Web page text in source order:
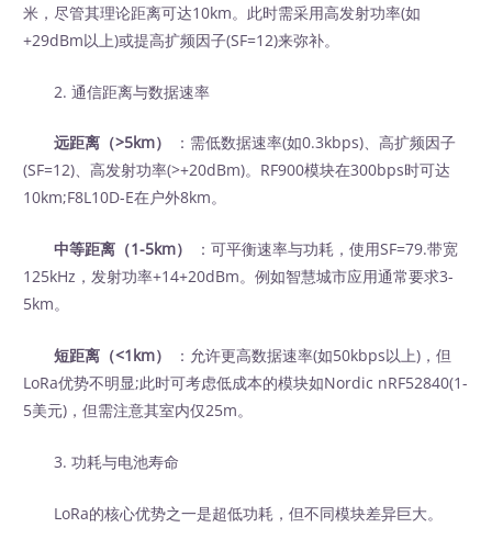
米，尽管其理论距离可达10km。此时需采用高发射功率(如
+29dBm以上)或提高扩频因子(SF=12)来弥补。
2. 通信距离与数据速率
远距离（>5km）
‍ ：需低数据速率(如0.3kbps)、高扩频因子
(SF=12)、高发射功率(>+20dBm)。RF900模块在300bps时可达
10km;F8L10D-E在户外8km。
中等距离（1-5km）
‍ ：可平衡速率与功耗，使用SF=79.带宽
125kHz，发射功率+14+20dBm。例如智慧城市应用通常要求3-
5km。
短距离（<1km）
‍ ：允许更高数据速率(如50kbps以上)，但
LoRa优势不明显;此时可考虑低成本的模块如Nordic nRF52840(1-
5美元)，但需注意其室内仅25m。
3. 功耗与电池寿命
LoRa的核心优势之一是超低功耗，但不同模块差异巨大。